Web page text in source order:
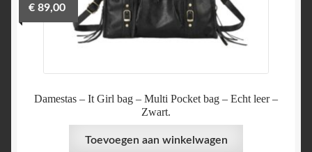
Damestas – It Girl bag – Multi Pocket bag – Echt leer –
Zwart.
€89,00
Toevoegen aan winkelwagen